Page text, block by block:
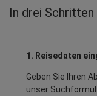
In drei
1. Reisedaten
Geben Sie Ihren
unser